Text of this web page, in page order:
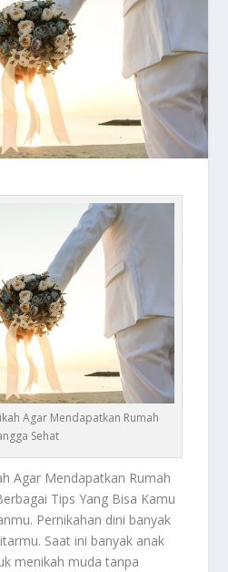
Agar Mendapatkan Rumah
Sehat
Agar Mendapatkan Rumah
Tips Yang Bisa Kamu
Pernikahan dini banyak
Saat ini banyak anak
menikah muda tanpa